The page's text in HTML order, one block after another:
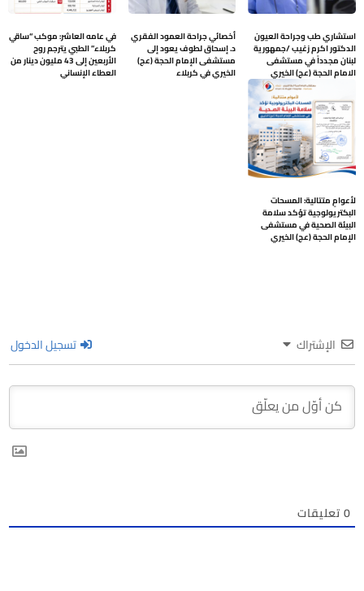
استشاري طب وجراحة العيون
الدكتور اكرم زغيب /جمهورية
لبنان مجدداً في مستشفى
الامام الحجة (عج) الخيري
أخصائي جراحة العمود الفقري
د. إسحاق لطوف يعود إلى
مستشفى الإمام الحجة (عج)
الخيري في كربلاء
في عامه العاشر: موكب “ساقي
كربلاء” الطبي يترجم روح
الأربعين إلى 43 مليون دينار من
العطاء الإنساني
لأعوامٍ متتالية: المسحات
البكتريولوجية تؤكد سلامة
البيئة الصحية في مستشفى
الإمام الحجة (عج) الخيري
الإشتراك تسجيل الدخول
0تعليقات